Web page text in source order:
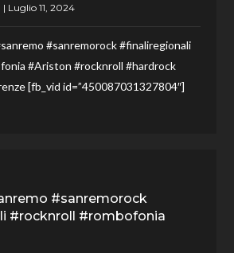
#sanremorock #finaliregionali
#Ariston #rocknroll #hardrock
[fb_vid id=”450087031327804″]
#sanremorock
#rocknroll #rombofonia